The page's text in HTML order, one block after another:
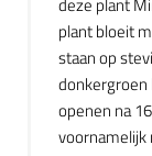
plant bloeit
staan op
donkergroen
openen na
voornamelijk